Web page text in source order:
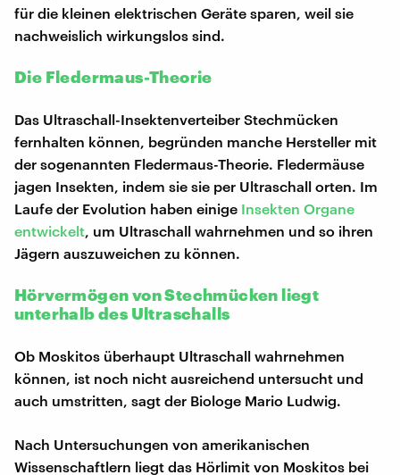
für die kleinen elektrischen Geräte sparen, weil sie
nachweislich wirkungslos sind.
Die Fledermaus-Theorie
Das Ultraschall-Insektenverteiber Stechmücken
fernhalten können, begründen manche Hersteller mit
der sogenannten Fledermaus-Theorie. Fledermäuse
jagen Insekten, indem sie sie per Ultraschall orten. Im
Laufe der Evolution haben einige Insekten Organe
entwickelt , um Ultraschall wahrnehmen und so ihren
Jägern auszuweichen zu können.
Hörvermögen von Stechmücken liegt
unterhalb des Ultraschalls
Ob Moskitos überhaupt Ultraschall wahrnehmen
können, ist noch nicht ausreichend untersucht und
auch umstritten, sagt der Biologe Mario Ludwig.
Nach Untersuchungen von amerikanischen
Wissenschaftlern liegt das Hörlimit von Moskitos bei